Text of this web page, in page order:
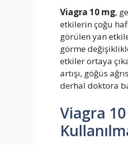
Viagra 10 mg,
etkilerin çoğu
görülen yan
görme
etkiler ortaya
artışı, göğüs
derhal doktora
Viagra